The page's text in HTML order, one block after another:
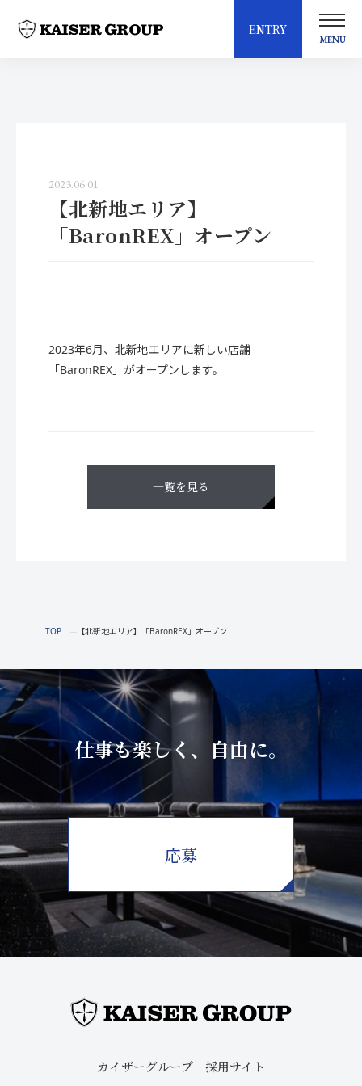
ENTRY
MENU
2023.06.01
【北新地エリア】
「BaronREX」オープン
2023年6月、北新地エリアに新しい店舗
「BaronREX」がオープンします。
一覧を見る
TOP 【北新地エリア】「BaronREX」オープン
仕事も楽しく、自由に。
応募
カイザーグループ 採用サイト